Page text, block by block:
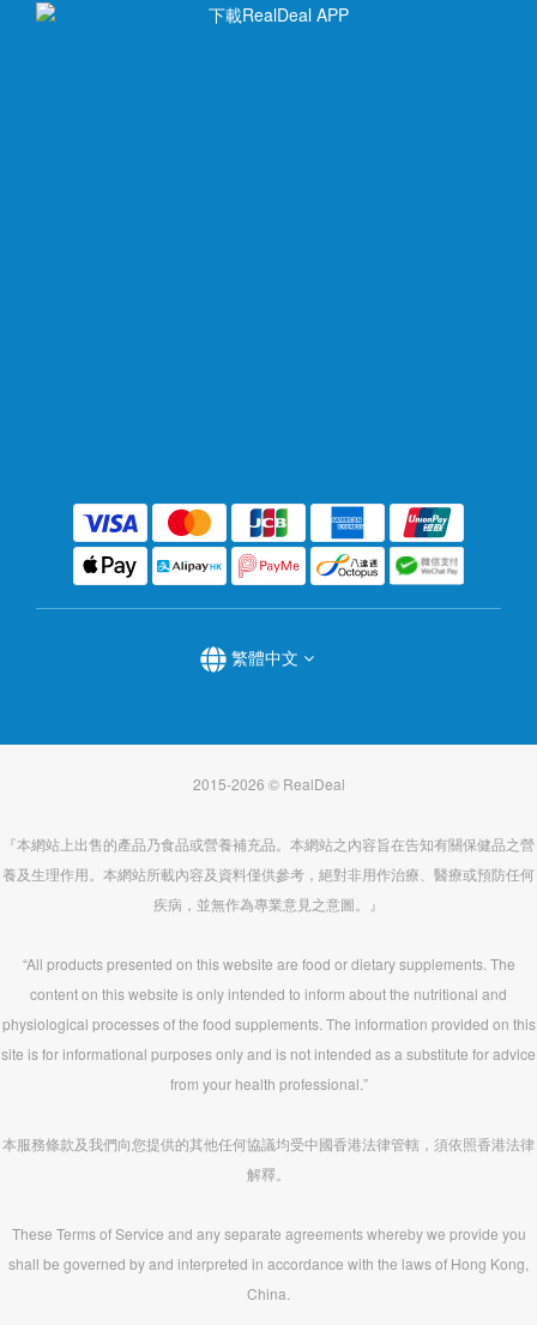
繁體中文
2015-2026 © RealDeal
『本網站上出售的產品乃食品或營養補充品。本網站之內容旨在告知有關保健品之營
養及生理作用。本網站所載內容及資料僅供參考，絕對非用作治療、醫療或預防任何
疾病，並無作為專業意見之意圖。』
“All products presented on this website are food or dietary supplements. The
content on this website is only intended to inform about the nutritional and
physiological processes of the food supplements. The information provided on this
site is for informational purposes only and is not intended as a substitute for advice
from your health professional.”
本服務條款及我們向您提供的其他任何協議均受中國香港法律管轄，須依照香港法律
解釋。
These Terms of Service and any separate agreements whereby we provide you
shall be governed by and interpreted in accordance with the laws of Hong Kong,
China.